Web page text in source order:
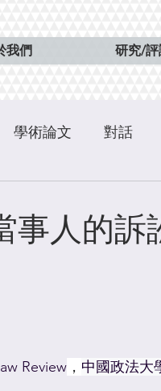
我們 研究/評
學術論文 對話
事人的訴
Review ， 中國政法大